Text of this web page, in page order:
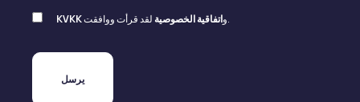
KVKK واتفاقية الخصوصية لقد قرأت ووافقت.